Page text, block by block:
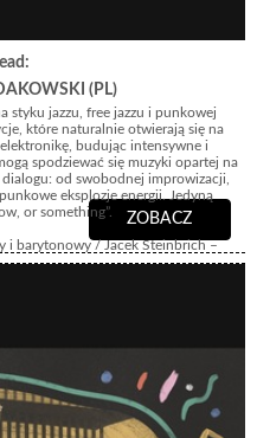
(PL)
styku jazzu, free jazzu i punkowej
które naturalnie otwierają się na
budując intensywne i
spodziewać się muzyki opartej na
od swobodnej improwizacji,
eksplozje energii. Jedyną
or something”.
i barytonowy / Jacek Steinbrich –
ZOBACZ